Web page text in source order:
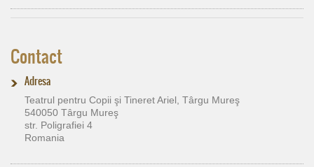
Contact
Adresa
Teatrul pentru Copii şi Tineret Ariel, Târgu Mureş
540050 Târgu Mureş
str. Poligrafiei 4
Romania